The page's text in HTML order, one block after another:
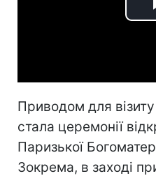
Приводом для
стала церемонії
Паризької
Зокрема, в заході